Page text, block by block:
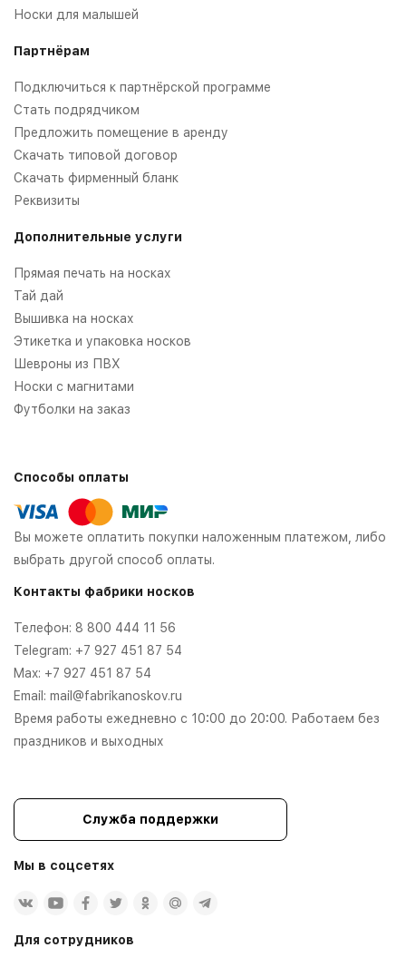
Носки для малышей
Партнёрам
Подключиться к партнёрской программе
Стать подрядчиком
Предложить помещение в аренду
Скачать типовой договор
Скачать фирменный бланк
Реквизиты
Дополнительные услуги
Прямая печать на носках
Тай дай
Вышивка на носках
Этикетка и упаковка носков
Шевроны из ПВХ
Носки с магнитами
Футболки на заказ
Способы оплаты
Вы можете оплатить покупки наложенным платежом, либо
выбрать другой способ оплаты.
Контакты фабрики носков
Телефон: 8 800 444 11 56
Telegram: +7 927 451 87 54
Max: +7 927 451 87 54
Email: mail@fabrikanoskov.ru
Время работы ежедневно с 10:00 до 20:00. Работаем без
праздников и выходных
Служба поддержки
Мы в соцсетях
Для сотрудников